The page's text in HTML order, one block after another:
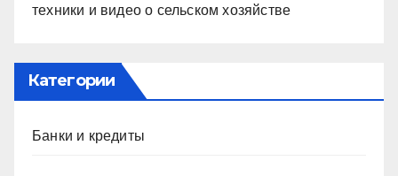
техники и видео о сельском хозяйстве
Категории
Банки и кредиты